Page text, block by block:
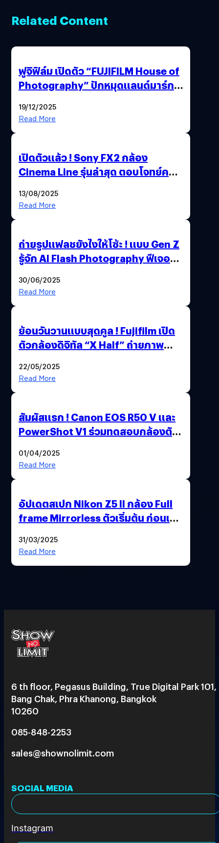
Related Content
ฟูจิฟิล์ม เปิดตัว “FUJIFILM House of
Photography” ปักหมุดแลนด์มาร์ก
19/12/2025
Read More
เปิดตัวแล้ว ! Sony FX2 กล้อง
Cinema Line รุ่นล่าสุด ตอบโจทย์ครี
13/08/2025
Read More
ถ่ายรูปแฟลชยังไงให้โซ้ะ ! แบบ Gen Z
รู้จัก AI Flash Photography ฟีเจอร์
30/06/2025
Read More
ย้อนวันวานแบบสุดคูล ! Fujifilm เปิด
ตัวกล้องดิจิทัล “X Half” ถ่ายภาพ
22/05/2025
Read More
สัมผัสแรก ! Canon EOS R50 V และ
PowerShot V1 ร่วมทดสอบกล้องตัว
01/04/2025
Read More
อัปเดตสเปก Nikon Z5 II กล้อง Full
frame Mirrorless ตัวเริ่มต้น ก่อนเปิด
31/03/2025
Read More
6 th floor, Pegasus Building, True Digital Park 101,
Bang Chak, Phra Khanong, Bangkok
10260
085-848-2253
sales@shownolimit.com
SOCIAL MEDIA
Instagram